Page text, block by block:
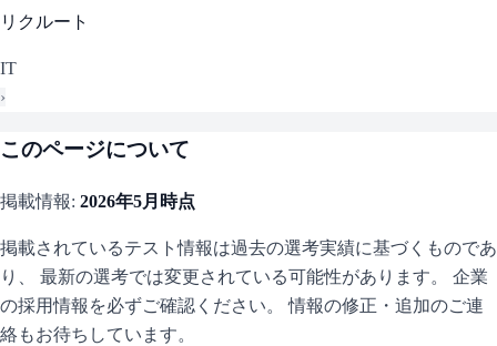
リクルート
IT
›
このページについて
掲載情報: 2026年5月 時点
掲載されているテスト情報は過去の選考実績に基づくものであ
り、 最新の選考では変更されている可能性があります。 企業
の採用情報を必ずご確認ください。 情報の修正・追加のご連
絡もお待ちしています。